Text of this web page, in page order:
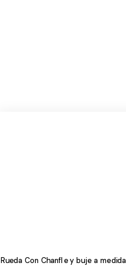
Rueda Con Chanfle y buje a